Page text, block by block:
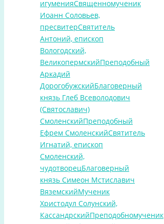
игуменияСвященномученик
Иоанн Соловьев,
пресвитерСвятитель
Антоний, епископ
Вологодский,
ВеликопермскийПреподобный
Аркадий
ДорогобужскийБлаговерный
князь Глеб Всеволодович
(Святославич)
СмоленскийПреподобный
Ефрем СмоленскийСвятитель
Игнатий, епископ
Смоленский,
чудотворецБлаговерный
князь Симеон Мстиславич
ВяземскийМученик
Христодул Солунский,
КассандрскийПреподобномученик